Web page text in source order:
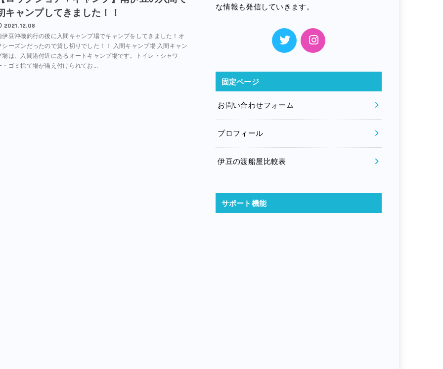
キャンプしてきました！！
2021.12.08
伊豆沖磯釣行の後に入間キャンプ場でキャンプをしてきました！オ
シーズンだったので貸し切りでした！！ 入間キャンプ場 入間キャン
場は、入間港付近にあるオートキャンプ場です。トイレ・シャワ
・ゴミ捨て場が備え付けられてお...
な情報も発信していきます。
固定ページ
お問い合わせフォーム
プロフィール
伊豆の渡船屋比較表
サポート機能